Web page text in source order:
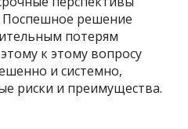
Поспешное решение
потерям
к этому вопросу
и системно,
риски и преимущества.